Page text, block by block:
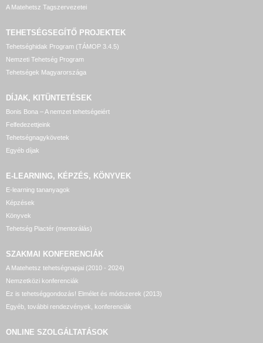
A Matehetsz Tagszervezetei
TEHETSÉGSEGÍTŐ PROJEKTEK
Tehetséghidak Program (TÁMOP 3.4.5)
Nemzeti Tehetség Program
Tehetségek Magyarországa
DÍJAK, KITÜNTETÉSEK
Bonis Bona – A nemzet tehetségeiért
Felfedezettjeink
Tehetségnagykövetek
Egyéb díjak
E-LEARNING, KÉPZÉS, KÖNYVEK
E-learning tananyagok
Képzések
Könyvek
Tehetség Piactér (mentorálás)
SZAKMAI KONFERENCIÁK
A Matehetsz tehetségnapjai (2010 - 2024)
Nemzetközi konferenciák
Ez is tehetséggondozás! Elmélet és módszerek (2013)
Egyéb, további rendezvények, konferenciák
ONLINE SZOLGÁLTATÁSOK